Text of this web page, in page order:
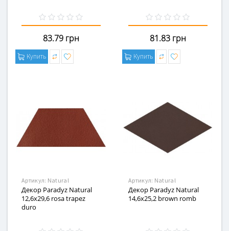
83.79 грн
Купить
81.83 грн
Купить
Артикул: Natural
Декор Paradyz Natural
12,6x29,6 rosa trapez
duro
Артикул: Natural
Декор Paradyz Natural
14,6x25,2 brown romb